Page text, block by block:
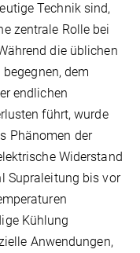
Technik sind,
zentrale Rolle bei
die üblichen
dem
endlichen
führt, wurde
Phänomen der
Widerstand
Supraleitung bis vor
Kühlung
Anwendungen,